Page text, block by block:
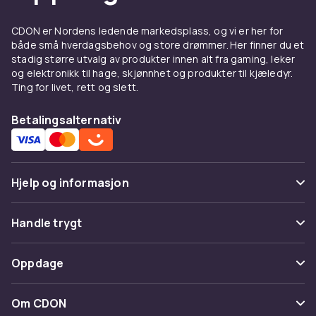
også oppgraderinger og daglig bruk
smidigere.
Riktig sokkel og brikkesett –
hvordan velge et hovedkort
AMD bruker sokkeler som AM5, mens Intels
nyere prosesserer krever LGA1700.
Brikkesettet – som B650, Z790 eller X670 –
overklokking, USB-porter, PCIe 4.0/5.0 og M.2-
lagring. Alt henger sammen – velg riktig
fundament for systemet ditt.
Mini-ITX
Hovedkort finnes i forskjellige størrelser, eller
CDON er Nordens ledende markedsplass, og vi er her for
både små hverdagsbehov og store drømmer. Her finner du et
stadig større utvalg av produkter innen alt fra gaming, leker
og elektronikk til hage, skjønnhet og produkter til kjæledyr.
Ting for livet, rett og slett.
Betalingsalternativ
Hjelp og informasjon
Vanlige spørsmål
Spor pakke
Angre & returner her
Kontakt oss
Handle trygt
Betaling
Levering
Oppdage
Kategorier
Om CDON